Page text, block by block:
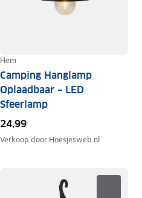
Hem
Camping Hanglamp
Oplaadbaar – LED
Sfeerlamp
24,99
Verkoop door Hoesjesweb.nl